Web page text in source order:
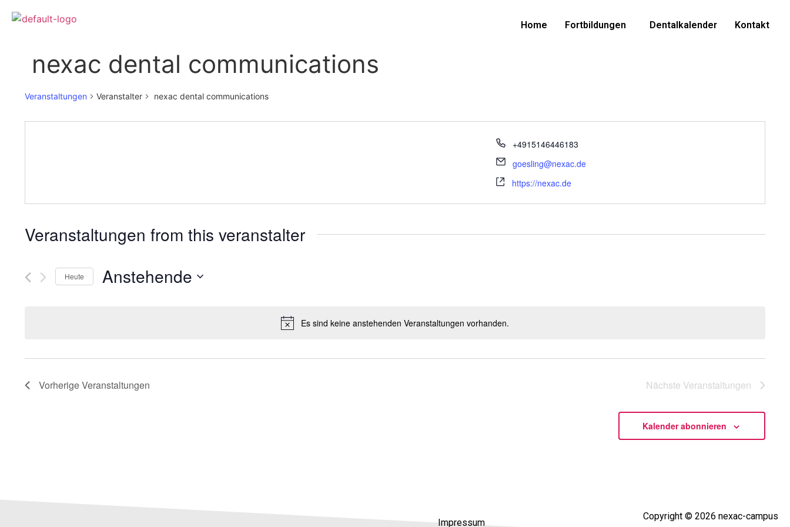
Home Fortbildungen Dentalkalender Kontakt
Es sind keine anstehenden Veranstaltungen vorhanden.
‎ nexac dental communications
Veranstaltungen Veranstalter ‎ nexac dental communications
+4915146446183
goesling@nexac.de
https://nexac.de
Veranstaltungen from this veranstalter
Heute Anstehende
VorherigeVeranstaltungen Nächste Veranstaltungen
Kalender abonnieren
Impressum
Copyright © 2026 nexac-campus